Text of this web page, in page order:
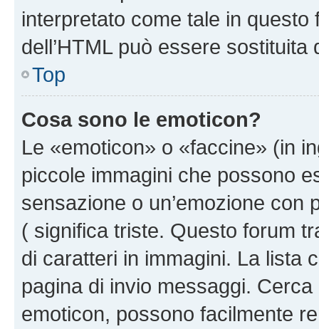
interpretato come tale in
dell’HTML può essere sostituita
Top
Cosa sono le emoticon?
Le «emoticon» o «faccine» (in
piccole immagini che possono
sensazione o un’emozione
( significa triste. Questo forum
di caratteri in immagini. La lista
pagina di invio messaggi.
emoticon, possono facilmente